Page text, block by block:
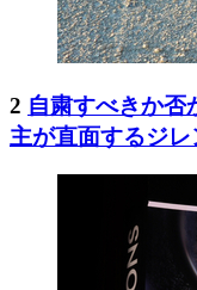
2 自粛すべきか否
主が直面するジレ